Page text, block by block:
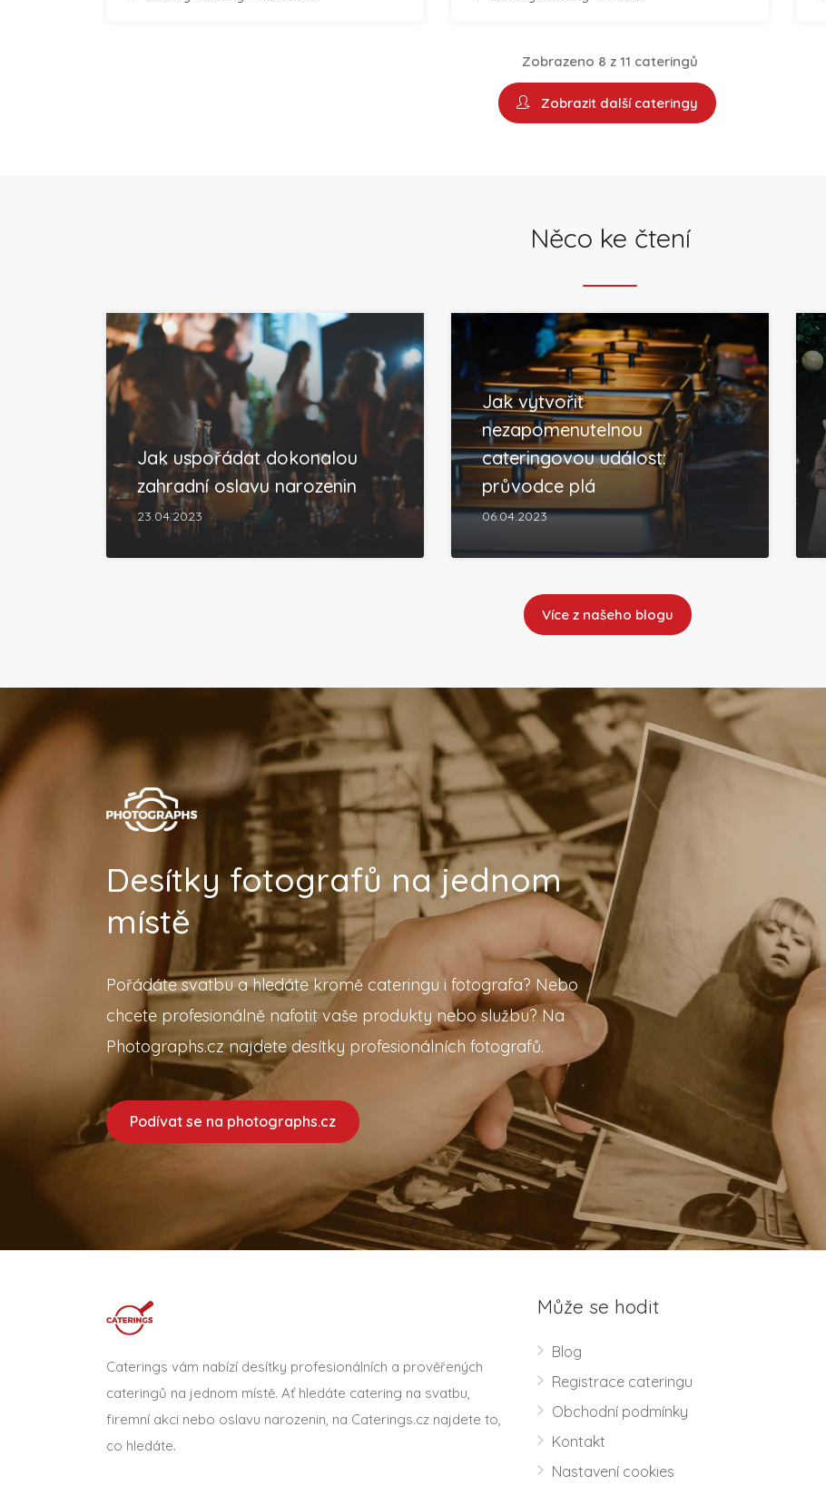
Zobrazeno 8 z 11 cateringů
Zobrazit další cateringy
Něco ke čtení
Jak uspořádat dokonalou
zahradní oslavu narozenin
23.04.2023
Jak vytvořit
nezapomenutelnou
cateringovou událost:
průvodce plá
06.04.2023
Více z našeho blogu
Desítky fotografů na jednom
místě
Pořádáte svatbu a hledáte kromě cateringu i fotografa? Nebo
chcete profesionálně nafotit vaše produkty nebo službu? Na
Photographs.cz najdete desítky profesionálních fotografů.
Podívat se na photographs.cz
Caterings vám nabízí desítky profesionálních a prověřených
cateringů na jednom místě. Ať hledáte catering na svatbu,
firemní akci nebo oslavu narozenin, na Caterings.cz najdete to,
co hledáte.
Může se hodit
Blog
Registrace cateringu
Obchodní podmínky
Kontakt
Nastavení cookies